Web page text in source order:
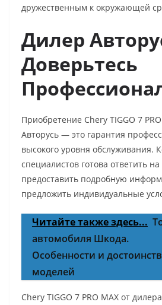
дружественным к окружающей
Дилер
Доверьтесь
Приобретение Chery TIGGO 7
Авторусь — это гарантия
высокого уровня обслуживания.
специалистов готова ответить
предоставить подробную
предложить индивидуальные
Читайте также здесь...
автомобиля Шкода.
Особенности и
моделей
Chery TIGGO 7 PRO MAX от